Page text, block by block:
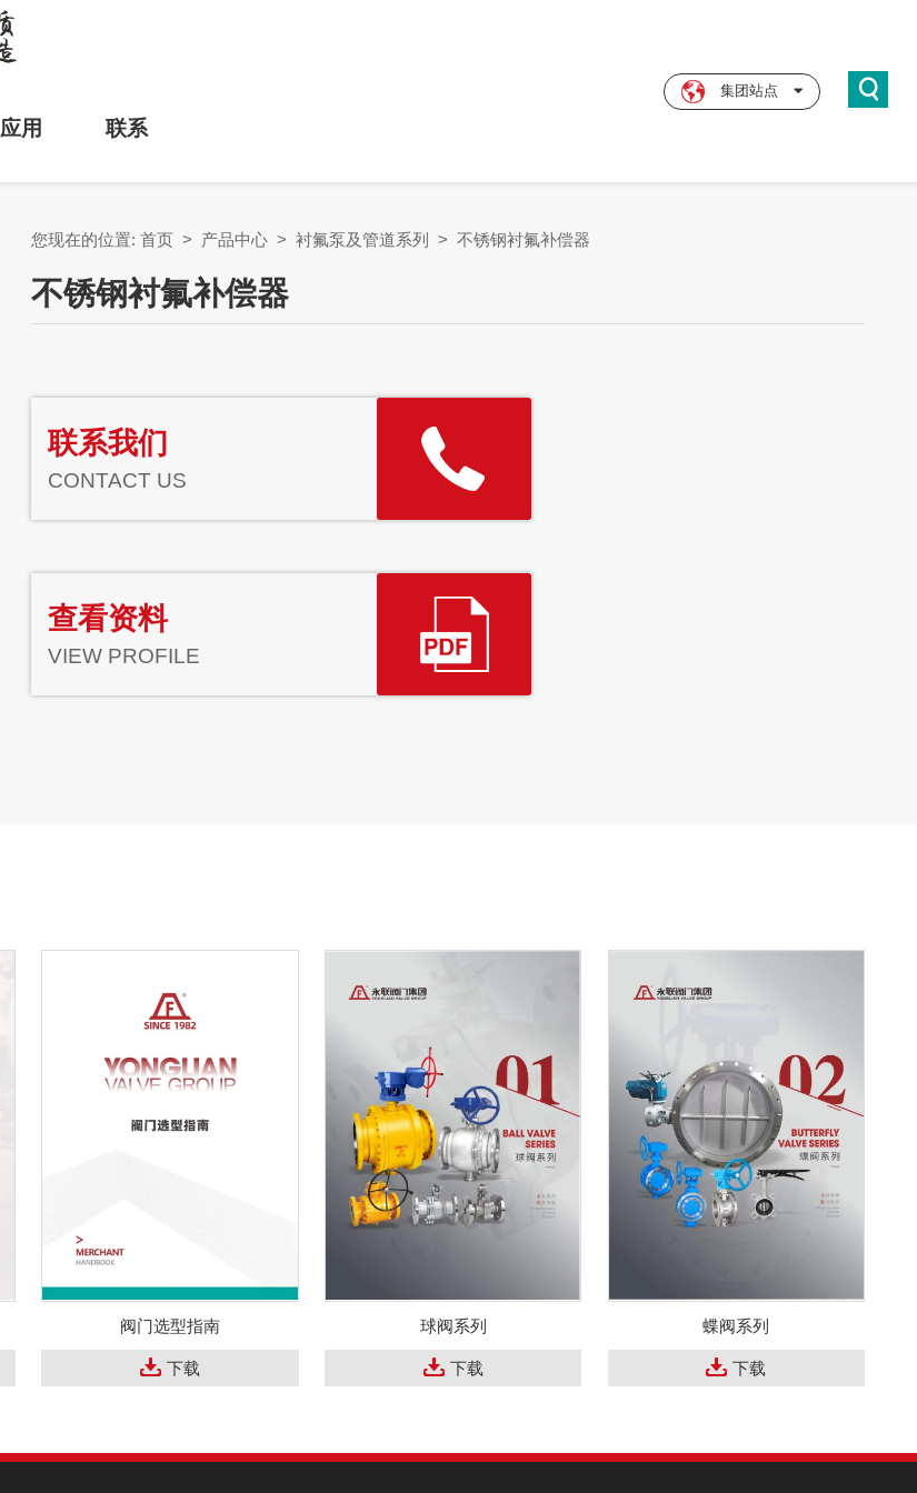
应用 联系
集团站点
您现在的位置: 首页 > 产品中心 > 衬氟泵及管道系列 > 不锈钢衬氟补偿器
不锈钢衬氟补偿器
联系我们
CONTACT US
查看资料
VIEW PROFILE
阀门选型指南
下载
球阀系列
下载
蝶阀系列
下载